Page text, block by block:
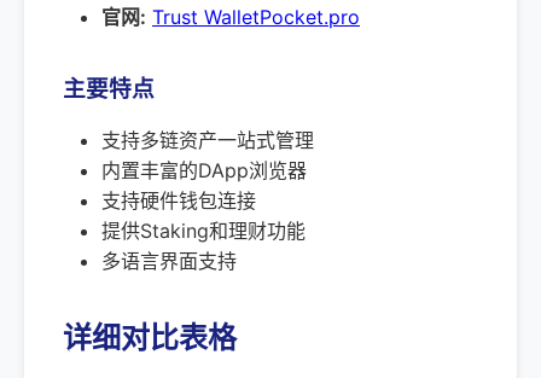
官网: Trust WalletPocket.pro
主要特点
支持多链资产一站式管理
内置丰富的DApp浏览器
支持硬件钱包连接
提供Staking和理财功能
多语言界面支持
详细对比表格